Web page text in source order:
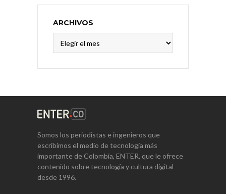
ARCHIVOS
Somos los periodistas e ingenieros que
escribimos el medio de tecnología más
importante de Colombia, ENTER, que le ofrece
contenido sobre tecnología y cultura digital
desde 1996.